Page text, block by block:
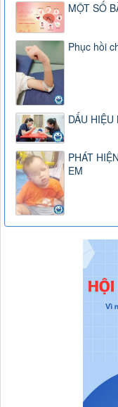
MỘT SỐ
Phục hồi
DẤU
PHÁT
EM